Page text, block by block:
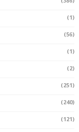
(1)
(56)
(1)
(2)
(251)
(240)
(121)